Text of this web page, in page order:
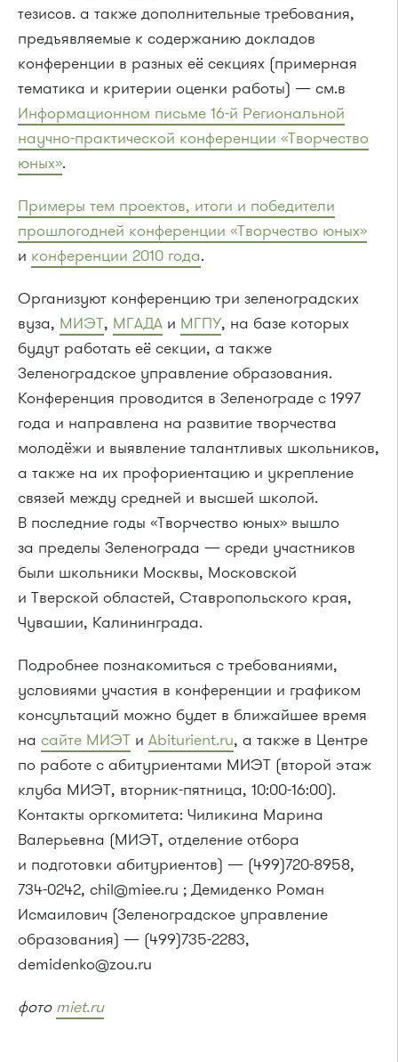
тезисов. а также дополнительные требования,
предъявляемые к содержанию докладов
конференции в разных её секциях (примерная
тематика и критерии оценки работы) — см.в
Информационном письме 16-й Региональной
научно-практической конференции «Творчество
юных».
Примеры тем проектов, итоги и победители
прошлогодней конференции «Творчество юных»
и конференции 2010 года.
Организуют конференцию три зеленоградских
вуза, МИЭТ, МГАДА и МГПУ, на базе которых
будут работать её секции, а также
Зеленоградское управление образования.
Конференция проводится в Зеленограде с 1997
года и направлена на развитие творчества
молодёжи и выявление талантливых школьников,
а также на их профориентацию и укрепление
связей между средней и высшей школой.
В последние годы «Творчество юных» вышло
за пределы Зеленограда — среди участников
были школьники Москвы, Московской
и Тверской областей, Ставропольского края,
Чувашии, Калининграда.
Подробнее познакомиться с требованиями,
условиями участия в конференции и графиком
консультаций можно будет в ближайшее время
на сайте МИЭТ и Abiturient.ru, а также в Центре
по работе с абитуриентами МИЭТ (второй этаж
клуба МИЭТ, вторник-пятница, 10:00-16:00).
Контакты оргкомитета: Чиликина Марина
Валерьевна (МИЭТ, отделение отбора
и подготовки абитуриентов) — (499)720-8958,
734-0242, chil@miee.ru ; Демиденко Роман
Исмаилович (Зеленоградское управление
образования) — (499)735-2283,
demidenko@zou.ru
фото miet.ru